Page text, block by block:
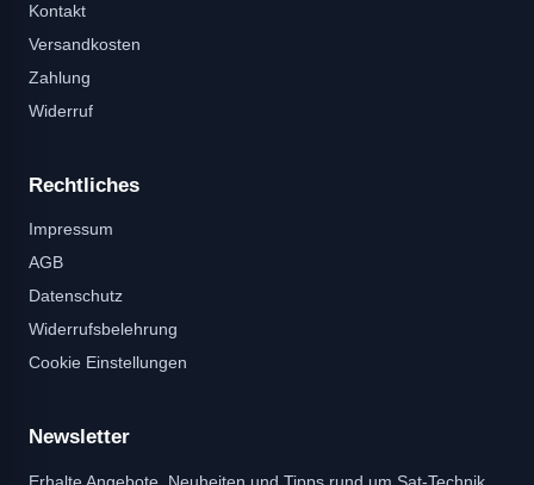
Kontakt
Versandkosten
Zahlung
Widerruf
Rechtliches
Impressum
AGB
Datenschutz
Widerrufsbelehrung
Cookie Einstellungen
Newsletter